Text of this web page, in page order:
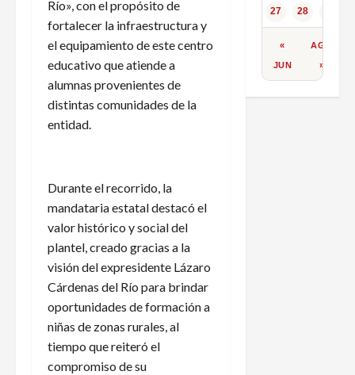
Río», con el propósito de
fortalecer la infraestructura y
el equipamiento de este centro
educativo que atiende a
alumnas provenientes de
distintas comunidades de la
entidad.
Durante el recorrido, la
mandataria estatal destacó el
valor histórico y social del
plantel, creado gracias a la
visión del expresidente Lázaro
Cárdenas del Río para brindar
oportunidades de formación a
niñas de zonas rurales, al
tiempo que reiteró el
compromiso de su
27 28
«
JUN
AGO
»